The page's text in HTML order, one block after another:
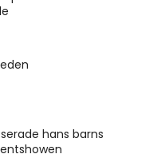
hans barns